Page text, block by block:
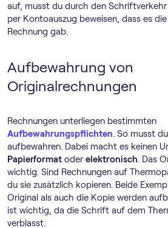
auf, musst du durch den
per Kontoauszug beweisen, dass es
Rechnung gab.
Aufbewahrung von
Originalrechnungen
Rechnungen unterliegen bestimmten
Aufbewahrungspflichten. So musst
aufbewahren. Dabei macht es keinen
Papierformat oderelektronisch. Das
wichtig. Sind Rechnungen auf
du sie zusätzlich kopieren. Beide
Original als auch die Kopie werden
ist wichtig, da die Schrift auf dem
verblasst.